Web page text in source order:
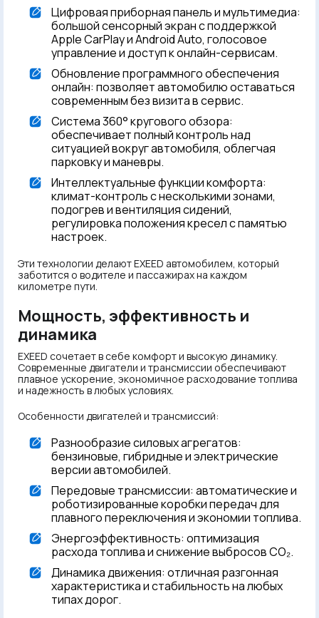
Цифровая приборная панель и мультимедиа:
большой сенсорный экран с поддержкой
Apple CarPlay и Android Auto, голосовое
управление и доступ к онлайн-сервисам.
Обновление программного обеспечения
онлайн: позволяет автомобилю оставаться
современным без визита в сервис.
Система 360° кругового обзора:
обеспечивает полный контроль над
ситуацией вокруг автомобиля, облегчая
парковку и маневры.
Интеллектуальные функции комфорта:
климат-контроль с несколькими зонами,
подогрев и вентиляция сидений,
регулировка положения кресел с памятью
настроек.
Эти технологии делают EXEED автомобилем, который
заботится о водителе и пассажирах на каждом
километре пути.
Мощность, эффективность и
динамика
EXEED сочетает в себе комфорт и высокую динамику.
Современные двигатели и трансмиссии обеспечивают
плавное ускорение, экономичное расходование топлива
и надежность в любых условиях.
Особенности двигателей и трансмиссий:
Разнообразие силовых агрегатов:
бензиновые, гибридные и электрические
версии автомобилей.
Передовые трансмиссии: автоматические и
роботизированные коробки передач для
плавного переключения и экономии топлива.
Энергоэффективность: оптимизация
расхода топлива и снижение выбросов CO₂.
Динамика движения: отличная разгонная
характеристика и стабильность на любых
типах дорог.